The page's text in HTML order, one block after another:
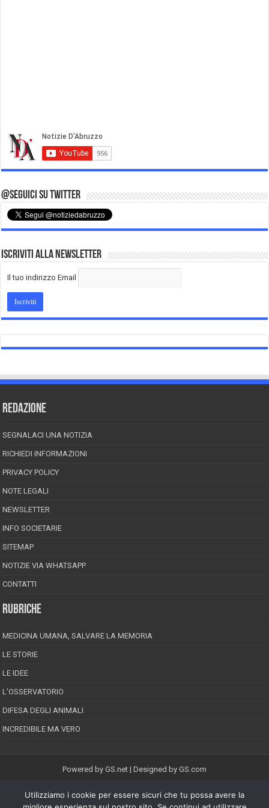
@Seguici su Twitter
Iscriviti alla Newsletter
Il tuo indirizzo Email
REDAZIONE
SEGNALACI UNA NOTIZIA
RICHIEDI INFORMAZIONI
PRIVACY POLICY
NOTE LEGALI
NEWSLETTER
INFO SOCIETARIE
SITEMAP
NOTIZIE VIA WHATSAPP
CONTATTI
RUBRICHE
MEDICINA UMANA, SALVARE LA MEMORIA
LE STORIE
LE IDEE
L’OSSERVATORIO
DIFESA DEGLI ANIMALI
INCREDIBILE MA VERO
Powered by GS.net | Designed by GS.com
EPINEION EDITRICE S.R.L.P.Iva 02008710689
Utilizziamo i cookie per essere sicuri che tu possa avere la